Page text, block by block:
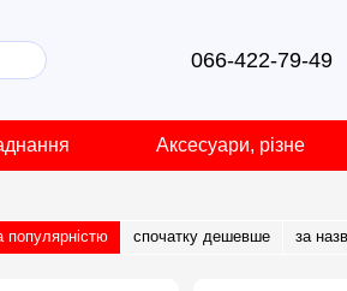
066-422-79-49
Аксесуари, різне
популярністю спочатку дешевше за